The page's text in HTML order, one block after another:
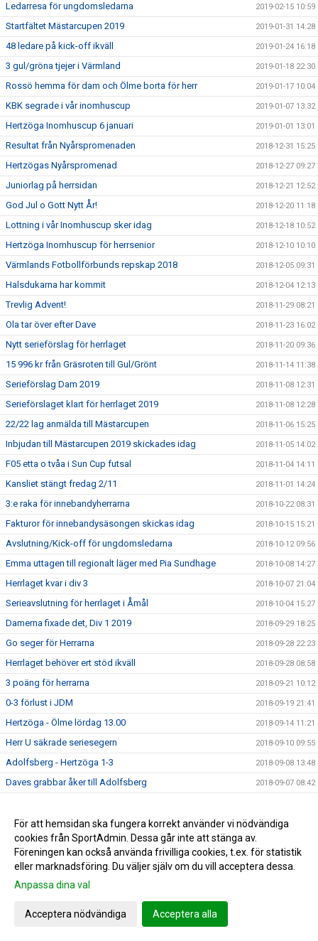
Ledarresa för ungdomsledarna 2019-02-15 10:59
Startfältet Mästarcupen 2019 2019-01-31 14:28
48 ledare på kick-off ikväll 2019-01-24 16:18
3 gul/gröna tjejer i Värmland 2019-01-18 22:30
Rossö hemma för dam och Ölme borta för herr 2019-01-17 10:04
KBK segrade i vår inomhuscup 2019-01-07 13:32
Hertzöga Inomhuscup 6 januari 2019-01-01 13:01
Resultat från Nyårspromenaden 2018-12-31 15:25
Hertzögas Nyårspromenad 2018-12-27 09:27
Juniorlag på herrsidan 2018-12-21 12:52
God Jul o Gott Nytt År! 2018-12-20 11:18
Lottning i vår Inomhuscup sker idag 2018-12-18 10:52
Hertzöga Inomhuscup för herrsenior 2018-12-10 10:10
Värmlands Fotbollförbunds repskap 2018 2018-12-05 09:31
Halsdukarna har kommit 2018-12-04 12:13
Trevlig Advent! 2018-11-29 08:21
Ola tar över efter Dave 2018-11-23 16:02
Nytt serieförslag för herrlaget 2018-11-20 09:36
15 996 kr från Gräsroten till Gul/Grönt 2018-11-14 11:38
Serieförslag Dam 2019 2018-11-08 12:31
Serieförslaget klart för herrlaget 2019 2018-11-08 12:28
22/22 lag anmälda till Mästarcupen 2018-11-06 15:25
Inbjudan till Mästarcupen 2019 skickades idag 2018-11-05 14:02
F05 etta o tvåa i Sun Cup futsal 2018-11-04 14:11
Kansliet stängt fredag 2/11 2018-11-01 14:24
3:e raka för innebandyherrarna 2018-10-22 08:31
Fakturor för innebandysäsongen skickas idag 2018-10-15 15:21
Avslutning/Kick-off för ungdomsledarna 2018-10-12 09:56
Emma uttagen till regionalt läger med Pia Sundhage 2018-10-08 14:27
Herrlaget kvar i div 3 2018-10-07 21:04
Serieavslutning för herrlaget i Åmål 2018-10-04 15:27
Damerna fixade det, Div 1 2019 2018-09-29 18:25
Go seger för Herrarna 2018-09-28 22:23
Herrlaget behöver ert stöd ikväll 2018-09-28 08:58
3 poäng för herrarna 2018-09-21 10:12
0-3 förlust i JDM 2018-09-19 21:41
Hertzöga - Ölme lördag 13.00 2018-09-14 11:21
Herr U säkrade seriesegern 2018-09-10 09:55
Adolfsberg - Hertzöga 1-3 2018-09-08 13:48
Daves grabbar åker till Adolfsberg 2018-09-07 08:42
Ödesmatch för herrlaget 2018-08-31 12:48
Pontus Johansson och Maria Busk inspirerar 2018-08-28 12:22
Utlottade priser från Målkronan 2018-08-20 08:33
Tung förlust för herrlaget mot FF
Seger 2-1 mot Bosna 92
För att hemsidan ska fungera korrekt använder vi nödvändiga
cookies från SportAdmin. Dessa går inte att stänga av.
Föreningen kan också använda frivilliga cookies, t.ex. för statistik
eller marknadsföring. Du väljer själv om du vill acceptera dessa.
Anpassa dina val
Acceptera nödvändiga Acceptera alla